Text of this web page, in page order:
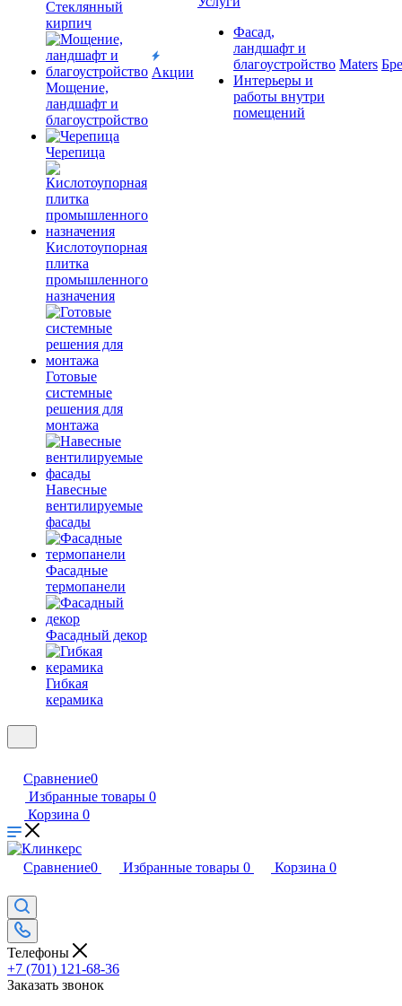
Cтеклянный
кирпич
Мощение,
ландшафт и
благоустройство
Черепица
Кислотоупорная
плитка
промышленного
назначения
Готовые
системные
решения для
монтажа
Навесные
вентилируемые
фасады
Фасадные
термопанели
Фасадный декор
Гибкая
керамика
Акции
Фасад,
ландшафт и
благоустройство
Интерьеры и
работы внутри
помещений
Maters
Сравнение0
Избранные товары 0
Корзина 0
Сравнение0 Избранные товары 0 Корзина 0
Телефоны
+7 (701) 121-68-36
Заказать звонок